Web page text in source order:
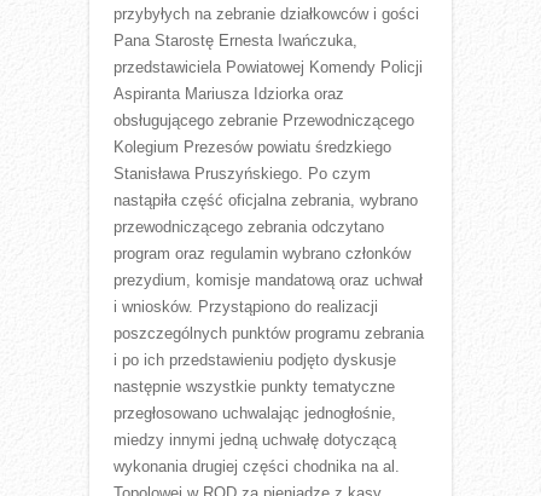
przybyłych na zebranie działkowców i gości
Pana Starostę Ernesta Iwańczuka,
przedstawiciela Powiatowej Komendy Policji
Aspiranta Mariusza Idziorka oraz
obsługującego zebranie Przewodniczącego
Kolegium Prezesów powiatu średzkiego
Stanisława Pruszyńskiego. Po czym
nastąpiła część oficjalna zebrania, wybrano
przewodniczącego zebrania odczytano
program oraz regulamin wybrano członków
prezydium, komisje mandatową oraz uchwał
i wniosków. Przystąpiono do realizacji
poszczególnych punktów programu zebrania
i po ich przedstawieniu podjęto dyskusje
następnie wszystkie punkty tematyczne
przegłosowano uchwalając jednogłośnie,
miedzy innymi jedną uchwałę dotyczącą
wykonania drugiej części chodnika na al.